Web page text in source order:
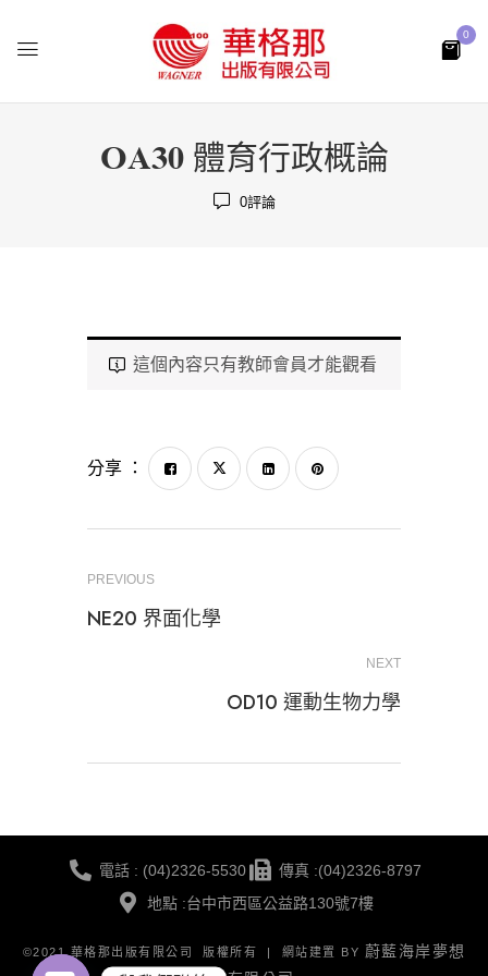
0
OA30 體育行政概論
0評論
這個內容只有教師會員才能觀看
分享 ：
PREVIOUS
NE20 界面化學
NEXT
OD10 運動生物力學
電話 : (04)2326-5530
傳真 :(04)2326-8797
地點 :台中市西區公益路130號7樓
©2021 華格那出版有限公司 版權所有 | 網站建置 BY 蔚藍海岸夢想